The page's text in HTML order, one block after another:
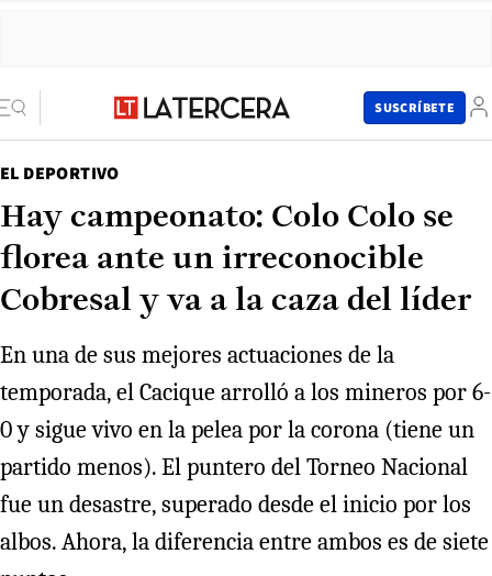
SUSCRÍBETE
EL DEPORTIVO
Hay campeonato: Colo Colo se
florea ante un irreconocible
Cobresal y va a la caza del líder
En una de sus mejores actuaciones de la
temporada, el Cacique arrolló a los mineros por 6-
0 y sigue vivo en la pelea por la corona (tiene un
partido menos). El puntero del Torneo Nacional
fue un desastre, superado desde el inicio por los
albos. Ahora, la diferencia entre ambos es de siete